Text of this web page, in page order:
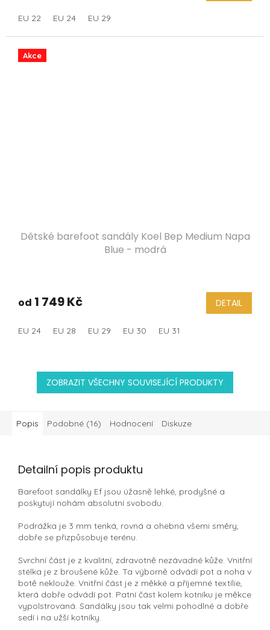
EU 22 EU 24 EU 29
Akce
Dětské barefoot sandály Koel Bep Medium Napa
Blue - modrá
od 1 749 Kč DETAIL
EU 24 EU 28 EU 29 EU 30 EU 31
ZOBRAZIT VŠECHNY SOUVISEJÍCÍ PRODUKTY
Popis Podobné (16) Hodnocení Diskuze
Detailní popis produktu
Barefoot sandálky Ef jsou úžasně lehké, prodyšné a
poskytují nohám absolutní svobodu.
Podrážka je 3 mm tenká, rovná a ohebná všemi směry,
dobře se přizpůsobuje terénu.
Svrchní část je z kvalitní, zdravotně nezávadné kůže. Vnitřní
stélka je z broušené kůže. Ta výborně odvádí pot a noha v
botě neklouže. Vnitřní část je z měkké a příjemné textílie,
která dobře odvádí pot. Patní část kolem kotníku je měkce
vypolstrovaná. Sandálky jsou tak velmi pohodlné a dobře
sedí i na užší kotníky.